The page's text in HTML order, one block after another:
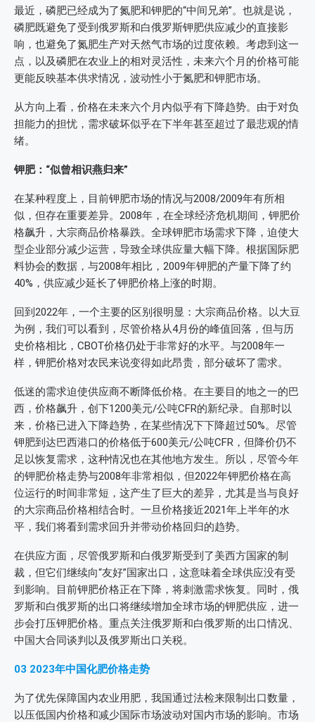
最近，磷肥已经成为了氮肥和钾肥的“中间兄弟”。也就是说，
磷肥既避免了受到俄罗斯和白俄罗斯钾肥供应减少的直接影
响，也避免了氮肥生产对天然气市场的过度依赖。考虑到这一
点，以及磷肥在农业上的相对灵活性，未来六个月的价格可能
更能反映基本供求情况，波动性小于氮肥和钾肥市场。
从方向上看，价格在未来六个月内似乎有下降趋势。由于对负
担能力的担忧，需求破坏似乎在下半年甚至超过了最悲观的情
绪。
钾肥：“似曾相识燕归来”
在某种程度上，目前钾肥市场的情况与2008/2009年有所相
似，但存在重要差异。2008年，在全球经济危机期间，钾肥价
格飙升，大宗商品价格暴跌。全球钾肥市场需求下降，迫使大
型企业部分减少运营，导致全球供应量大幅下降。根据国际肥
料协会的数据，与2008年相比，2009年钾肥的产量下降了约
40%，供应减少延长了钾肥价格上涨的时期。
回到2022年，一个主要的区别很明显：大宗商品价格。以大豆
为例，我们可以看到，尽管价格从4月份的峰值回落，但与历
史价格相比，CBOT价格仍处于非常好的水平。与2008年一
样，钾肥价格对农民来说变得如此昂贵，部分破坏了需求。
低迷的需求迫使供应商不断降低价格。在主要目的地之一的巴
西，价格飙升，创下1200美元/公吨CFR的新纪录。自那时以
来，价格已进入下降趋势，在某些情况下下降超过50%。尽管
钾肥到达巴西港口的价格低于600美元/公吨CFR，但降价仍不
足以恢复需求，这种情况也在其他地方发生。所以，尽管今年
的钾肥价格走势与2008年非常相似，但2022年钾肥价格在高
位运行的时间非常短，这产生了巨大的差异，尤其是当与良好
的大宗商品价格相结合时。一旦价格接近2021年上半年的水
平，我们将看到需求回升并带动价格回归的趋势。
在供应方面，尽管俄罗斯和白俄罗斯受到了美西方国家的制
裁，但它们继续向“友好”国家出口，这意味着全球供应没有受
到影响。目前钾肥价格正在下降，将刺激需求恢复。同时，俄
罗斯和白俄罗斯的出口将继续增加全球市场的钾肥供应，进一
步会打压钾肥价格。重点关注俄罗斯和白俄罗斯的出口情况、
中国大合同谈判以及俄罗斯出口关税。
03 2023年中国化肥价格走势
为了优先保障国内农业用肥，我国通过法检来限制出口数量，
以压低国内价格和减少国际市场波动对国内市场的影响。市场